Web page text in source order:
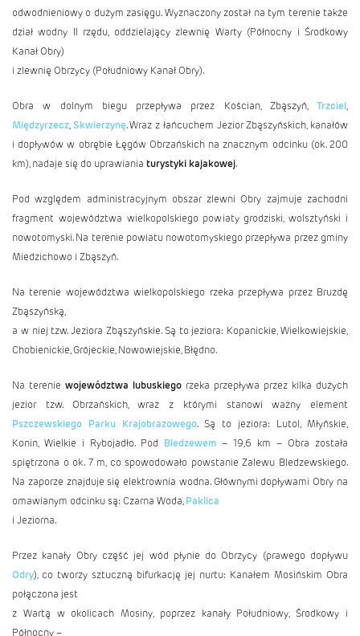
odwodnieniowy o dużym zasięgu. Wyznaczony został na tym terenie także
dział wodny II rzędu, oddzielający zlewnię Warty (Północny i Środkowy
Kanał Obry)
i zlewnię Obrzycy (Południowy Kanał Obry).
Obra w dolnym biegu przepływa przez Kościan, Zbąszyń, Trzciel,
Międzyrzecz, Skwierzynę. Wraz z łańcuchem Jezior Zbąszyńskich, kanałów
i dopływów w obrębie Łęgów Obrzańskich na znacznym odcinku (ok. 200
km), nadaje się do uprawiania turystyki kajakowej.
Pod względem administracyjnym obszar zlewni Obry zajmuje zachodni
fragment województwa wielkopolskiego powiaty grodziski, wolsztyński i
nowotomyski. Na terenie powiatu nowotomyskiego przepływa przez gminy
Miedzichowo i Zbąszyń.
Na terenie województwa wielkopolskiego rzeka przepływa przez Bruzdę
Zbąszyńską,
a w niej tzw. Jeziora Zbąszyńskie. Są to jeziora: Kopanickie, Wielkowiejskie,
Chobienickie, Grójeckie, Nowowiejskie, Błędno.
Na terenie województwa lubuskiego rzeka przepływa przez kilka dużych
jezior tzw. Obrzańskich, wraz z którymi stanowi ważny element
Pszczewskiego Parku Krajobrazowego. Są to jeziora: Lutol, Młyńskie,
Konin, Wielkie i Rybojadło. Pod Bledzewem – 19,6 km – Obra została
spiętrzona o ok. 7 m, co spowodowało powstanie Zalewu Bledzewskiego.
Na zaporze znajduje się elektrownia wodna. Głównymi dopływami Obry na
omawianym odcinku są: Czarna Woda, Paklica
i Jeziorna.
Przez kanały Obry część jej wód płynie do Obrzycy (prawego dopływu
Odry), co tworzy sztuczną bifurkację jej nurtu: Kanałem Mosińskim Obra
połączona jest
z Wartą w okolicach Mosiny, poprzez kanały Południowy, Środkowy i
Północny –